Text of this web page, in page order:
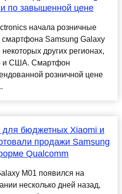
по завышенной цене
начала розничные
смартфона Samsung Galaxy
других регионах,
и США. Смартфон
розничной цене
для бюджетных Xiaomi и
продажи Samsung
Qualcomm
M01 появился на
несколько дней назад,